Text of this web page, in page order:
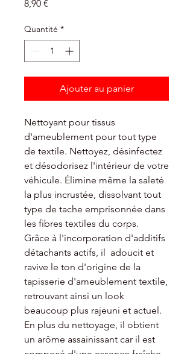
8,90 €
Quantité *
Ajouter au panier
Nettoyant pour tissus
d'ameublement pour tout type
de textile. Nettoyez, désinfectez
et désodorisez l'intérieur de votre
véhicule. Élimine même la saleté
la plus incrustée, dissolvant tout
type de tache emprisonnée dans
les fibres textiles du corps.
Grâce à l'incorporation d'additifs
détachants actifs, il adoucit et
ravive le ton d'origine de la
tapisserie d'ameublement textile,
retrouvant ainsi un look
beaucoup plus rajeuni et actuel.
En plus du nettoyage, il obtient
un arôme assainissant car il est